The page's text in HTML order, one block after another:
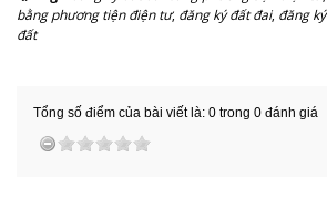
bằng phương tiện điện tư, đăng ký đất đai, đăng
đất
Tổng số điểm của bài viết là: 0 trong 0 đánh giá